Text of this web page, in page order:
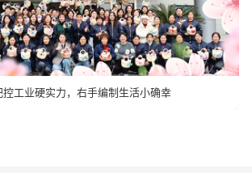
控工业硬实力，右手编制生活小确幸